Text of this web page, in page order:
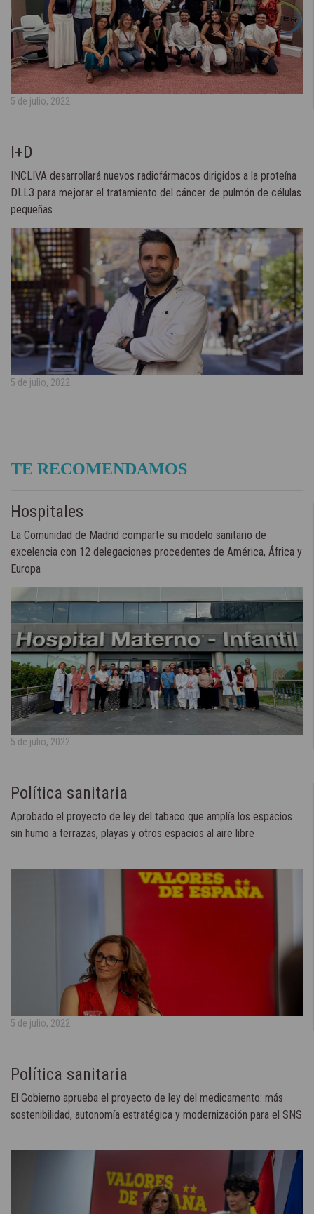
5 de julio, 2022
I+D
INCLIVA desarrollará nuevos radiofármacos dirigidos a la proteína
DLL3 para mejorar el tratamiento del cáncer de pulmón de células
pequeñas
5 de julio, 2022
TE RECOMENDAMOS
Hospitales
La Comunidad de Madrid comparte su modelo sanitario de
excelencia con 12 delegaciones procedentes de América, África y
Europa
5 de julio, 2022
Política sanitaria
Aprobado el proyecto de ley del tabaco que amplía los espacios
sin humo a terrazas, playas y otros espacios al aire libre
5 de julio, 2022
Política sanitaria
El Gobierno aprueba el proyecto de ley del medicamento: más
sostenibilidad, autonomía estratégica y modernización para el SNS